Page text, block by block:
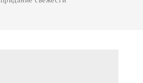
придание свежести